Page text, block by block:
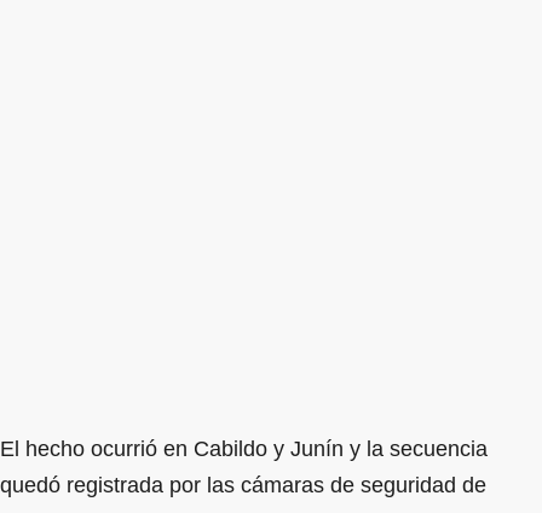
El hecho ocurrió en Cabildo y Junín y la secuencia
quedó registrada por las cámaras de seguridad de